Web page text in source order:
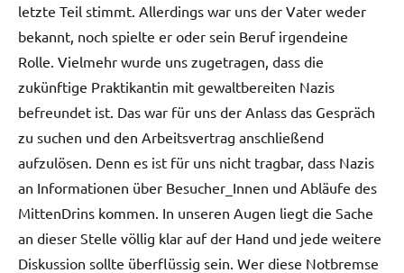
letzte Teil stimmt. Allerdings war uns der Vater weder
bekannt, noch spielte er oder sein Beruf irgendeine
Rolle. Vielmehr wurde uns zugetragen, dass die
zukünftige Praktikantin mit gewaltbereiten Nazis
befreundet ist. Das war für uns der Anlass das Gespräch
zu suchen und den Arbeitsvertrag anschließend
aufzulösen. Denn es ist für uns nicht tragbar, dass Nazis
an Informationen über Besucher_Innen und Abläufe des
MittenDrins kommen. In unseren Augen liegt die Sache
an dieser Stelle völlig klar auf der Hand und jede weitere
Diskussion sollte überflüssig sein. Wer diese Notbremse